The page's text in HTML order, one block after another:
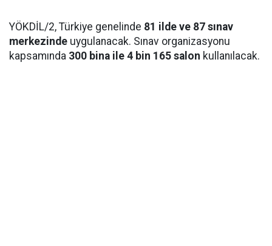
YÖKDİL/2, Türkiye genelinde 81 ilde ve 87 sınav
merkezinde uygulanacak. Sınav organizasyonu
kapsamında 300 bina ile 4 bin 165 salon kullanılacak.